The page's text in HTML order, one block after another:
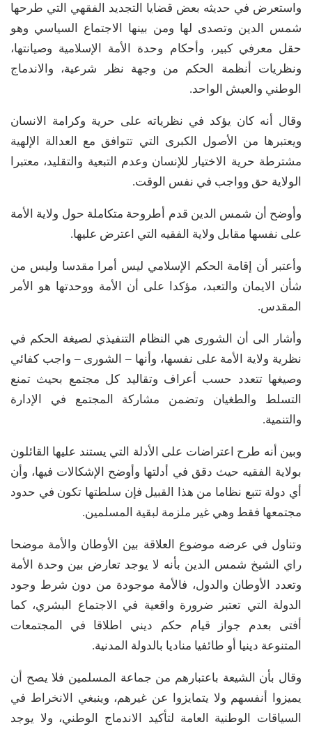
واستعرض في حديثه بعض قضايا التجديد الفقهي التي طرحها
شمس الدين وتصدى لها ومن بينها الاجتماع السياسي وهو
حقل معرفي كبير، وأحكام وحدة الأمة الإسلامية وصيانتها،
ونظريات أنظمة الحكم من وجهة نظر شرعية، والاندماج
الوطني والعيش الواحد.
وقال أنه كان يؤكد في نظرياته على حرية وكرامة الانسان
ويعتبرها من الأصول الكبرى التي تتوافق مع العدالة الإلهية
مشترطة حرية الاختيار للإنسان وعدم التبعية والتقليد، معتبرا
الولاية حق وواجب في نفس الوقت.
وأوضح أن شمس الدين قدم أطروحة متكاملة حول ولاية الأمة
على نفسها مقابل ولاية الفقيه التي اعترض عليها.
وأعتبر أن إقامة الحكم الإسلامي ليس أمرا مقدسا وليس من
شأن الايمان والتعبد، مؤكدا على أن الأمة ووحدتها هو الأمر
المقدس.
وأشار الى أن الشورى هي النظام التنفيذي لصيغة الحكم في
نظرية ولاية الأمة على نفسها، وأنها – الشورى – واجب كفائي
وصيغها تتعدد حسب أعراف وتقاليد كل مجتمع بحيث تمنع
التسلط والطغيان وتضمن مشاركة المجتمع في الإدارة
والتنمية.
وبين أنه طرح اعتراضات على الأدلة التي يستند عليها القائلون
بولاية الفقيه حيث دقق في أدلتها وأوضح الإشكالات فيها، وأن
أي دولة تتبع نظاما من هذا القبيل فإن سلطتها تكون في حدود
مجتمعها فقط وهي غير ملزمة لبقية المسلمين.
وتناول في عرضه موضوع العلاقة بين الأوطان والأمة موضحا
راي الشيخ شمس الدين بأنه لا يوجد تعارض بين وحدة الأمة
وتعدد الأوطان والدول، فالأمة موجودة من دون شرط وجود
الدولة التي تعتبر ضرورة واقعية في الاجتماع البشري، كما
أفتى بعدم جواز قيام حكم ديني اطلاقا في المجتمعات
المتنوعة دينيا أو طائفيا مناديا بالدولة المدنية.
وقال بأن الشيعة باعتبارهم من جماعة المسلمين فلا يصح أن
يميزوا أنفسهم ولا يتمايزوا عن غيرهم، وينبغي الانخراط في
السياقات الوطنية العامة لتأكيد الاندماج الوطني، ولا يوجد